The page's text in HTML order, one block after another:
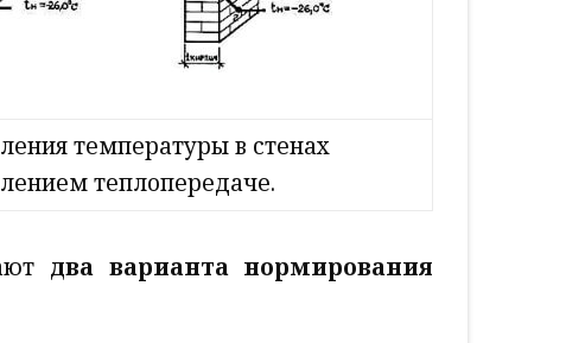
температурыв стенах
теплопередаче.
два варианта нормирования